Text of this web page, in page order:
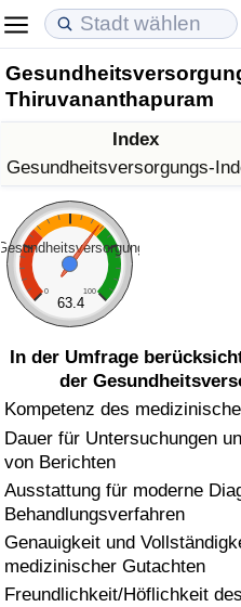
Thiruvananthapuram
Index
Gesundheitsversorgungs-
0 100
63.4
In der Umfrage
der
Kompetenz des
Dauer für Untersuchungen
von Berichten
Ausstattung für moderne
Behandlungsverfahren
Genauigkeit und
medizinischer Gutachten
Freundlichkeit/Höflichkeit des
Lebenshaltungskosten
Lebenshaltungskosten-
Lebenshaltungskosten-
Lebenshaltungskosten-
in Akaba
Immobilienpreise
Immobilienpreis-Index
Immobilienpreis-Index
Immobilienpreis-Index nach
Lebensqualität
Lebensqualität-Index
Lebensqualität-Index
Lebensqualitätsindex nach
Kriminalität
Kriminalitäts-Index
Kriminalitäts-Index
Kriminalitätsindex nach
Gesundheitsversorgung
Gesundheitsversorgungs-